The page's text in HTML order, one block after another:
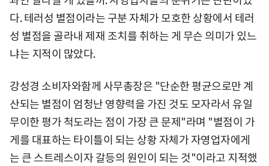
다. 테러성 별점이라는 구분 자체가 모호한 상황에서 테러
성 별점을 골라내 제재 조치를 취하는 게 무슨 의미가 있느
냐는 지적이 많았다.
강성경 소비자와함께 사무총장은 "단순한 평균으로만 계
산되는 별점이 엄청난 영향력을 가진 것도 모자라서 유일
무이한 평가 척도라는 점이 가장 큰 문제"라며 "별점이 가
게를 대표하는 타이틀이 되는 상황 자체가 자영업자에게
는 큰 스트레스이자 갈등의 원인이 되는 것"이라고 지적했